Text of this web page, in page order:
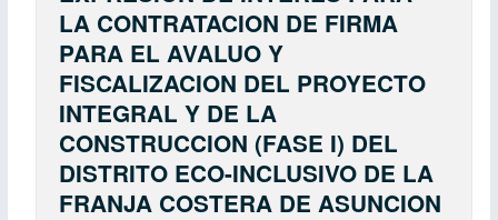
LA CONTRATACION DE FIRMA
PARA EL AVALUO Y
FISCALIZACION DEL PROYECTO
INTEGRAL Y DE LA
CONSTRUCCION (FASE I) DEL
DISTRITO ECO-INCLUSIVO DE LA
FRANJA COSTERA DE ASUNCION